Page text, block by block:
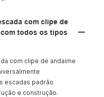
com clipe de
todos os tipos
com clipe de andaime
escadas padrão
e construção.